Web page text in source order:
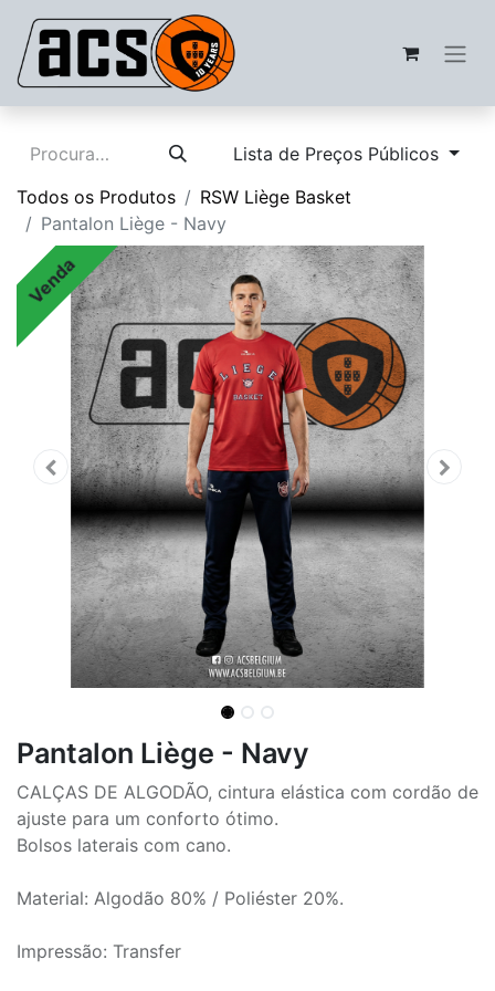
Lista de Preços Públicos
Todos os Produtos
RSW Liège Basket
Pantalon Liège - Navy
Venda
Pantalon Liège - Navy
CALÇAS DE ALGODÃO, cintura elástica com cordão de
ajuste para um conforto ótimo.
Bolsos laterais com cano.
Material: Algodão 80% / Poliéster 20%.
Impressão: Transfer